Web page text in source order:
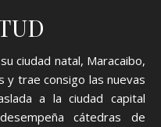
ciudad natal, Maracaibo,
y trae consigo las nuevas
a la ciudad capital
cátedras de